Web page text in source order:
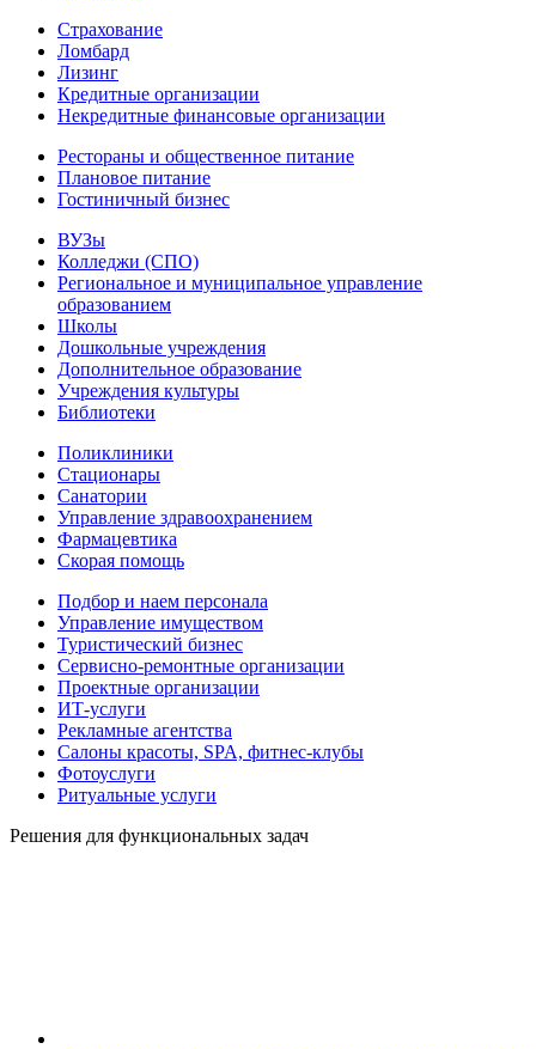
Страхование
Ломбард
Лизинг
Кредитные организации
Некредитные финансовые организации
Рестораны и общественное питание
Плановое питание
Гостиничный бизнес
ВУЗы
Колледжи (СПО)
Региональное и муниципальное управление
образованием
Школы
Дошкольные учреждения
Дополнительное образование
Учреждения культуры
Библиотеки
Поликлиники
Стационары
Санатории
Управление здравоохранением
Фармацевтика
Скорая помощь
Подбор и наем персонала
Управление имуществом
Туристический бизнес
Сервисно-ремонтные организации
Проектные организации
ИТ-услуги
Рекламные агентства
Салоны красоты, SPA, фитнес-клубы
Фотоуслуги
Ритуальные услуги
Решения для функциональных задач